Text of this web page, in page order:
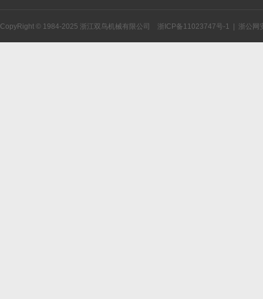
CopyRight © 1984-2025 浙江双鸟机械有限公司 浙ICP备11023747号-1 浙公网